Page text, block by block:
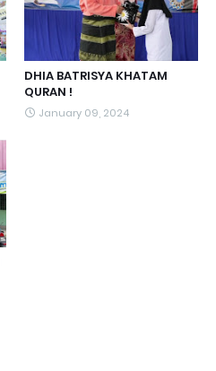
DHIA BATRISYA KHATAM
QURAN !
January 09, 2024